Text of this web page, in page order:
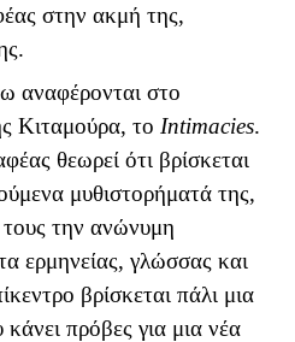
στην ακμή της,
αναφέρονται στο
Κιταμούρα, το Intimacies.
θεωρεί ότι βρίσκεται
μυθιστορήματά της,
τους την ανώνυμη
ερμηνείας, γλώσσας και
βρίσκεται πάλι μια
πρόβες για μια νέα